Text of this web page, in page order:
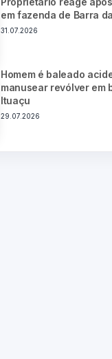
em fazenda de Barra
31.07.2026
Homem é baleado
manusear revólver em
Ituaçu
29.07.2026